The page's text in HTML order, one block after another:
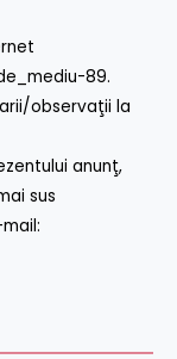
89.
observaţii la
anunţ,
sus